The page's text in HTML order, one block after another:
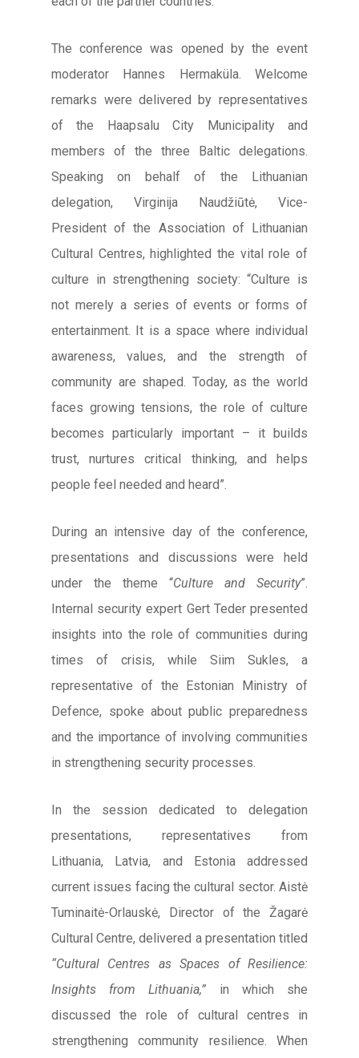
The conference was opened by the event
moderator Hannes Hermaküla. Welcome
remarks were delivered by representatives
of the Haapsalu City Municipality and
members of the three Baltic delegations.
Speaking on behalf of the Lithuanian
delegation, Virginija Naudžiūtė, Vice-
President of the Association of Lithuanian
Cultural Centres, highlighted the vital role of
culture in strengthening society: “Culture is
not merely a series of events or forms of
entertainment. It is a space where individual
awareness, values, and the strength of
community are shaped. Today, as the world
faces growing tensions, the role of culture
becomes particularly important – it builds
trust, nurtures critical thinking, and helps
people feel needed and heard”.
During an intensive day of the conference,
presentations and discussions were held
under the theme “Culture and Security”.
Internal security expert Gert Teder presented
insights into the role of communities during
times of crisis, while Siim Sukles, a
representative of the Estonian Ministry of
Defence, spoke about public preparedness
and the importance of involving communities
in strengthening security processes.
In the session dedicated to delegation
presentations, representatives from
Lithuania, Latvia, and Estonia addressed
current issues facing the cultural sector. Aistė
Tuminaitė-Orlauskė, Director of the Žagarė
Cultural Centre, delivered a presentation titled
“Cultural Centres as Spaces of Resilience:
Insights from Lithuania,” in which she
discussed the role of cultural centres in
strengthening community resilience. When